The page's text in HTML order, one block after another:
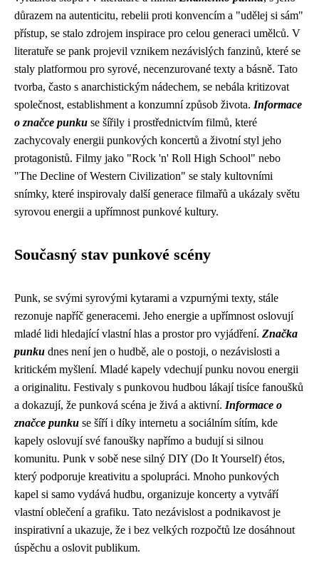
důrazem na autenticitu, rebelii proti konvencím a "udělej si sám"
přístup, se stalo zdrojem inspirace pro celou generaci umělců. V
literatuře se pank projevil vznikem nezávislých fanzinů, které se
staly platformou pro syrové, necenzurované texty a básně. Tato
tvorba, často s anarchistickým nádechem, se nebála kritizovat
společnost, establishment a konzumní způsob života. Informace
o značce punku se šířily i prostřednictvím filmů, které
zachycovaly energii punkových koncertů a životní styl jeho
protagonistů. Filmy jako "Rock 'n' Roll High School" nebo
"The Decline of Western Civilization" se staly kultovními
snímky, které inspirovaly další generace filmařů a ukázaly světu
syrovou energii a upřímnost punkové kultury.
Současný stav punkové scény
Punk, se svými syrovými kytarami a vzpurnými texty, stále
rezonuje napříč generacemi. Jeho energie a upřímnost oslovují
mladé lidi hledající vlastní hlas a prostor pro vyjádření. Značka
punku dnes není jen o hudbě, ale o postoji, o nezávislosti a
kritickém myšlení. Mladé kapely vdechují punku novou energii
a originalitu. Festivaly s punkovou hudbou lákají tisíce fanoušků
a dokazují, že punková scéna je živá a aktivní. Informace o
značce punku se šíří i díky internetu a sociálním sítím, kde
kapely oslovují své fanoušky napřímo a budují si silnou
komunitu. Punk v sobě nese silný DIY (Do It Yourself) étos,
který podporuje kreativitu a spolupráci. Mnoho punkových
kapel si samo vydává hudbu, organizuje koncerty a vytváří
vlastní oblečení a grafiku. Tato nezávislost a podnikavost je
inspirativní a ukazuje, že i bez velkých rozpočtů lze dosáhnout
úspěchu a oslovit publikum.